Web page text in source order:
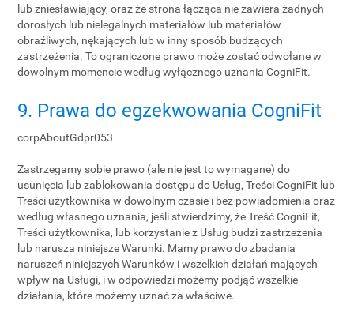
lub zniesławiający, oraz że strona łącząca nie zawiera żadnych
dorosłych lub nielegalnych materiałów lub materiałów
obraźliwych, nękających lub w inny sposób budzących
zastrzeżenia. To ograniczone prawo może zostać odwołane w
dowolnym momencie według wyłącznego uznania CogniFit.
9. Prawa do egzekwowania CogniFit
corpAboutGdpr053
Zastrzegamy sobie prawo (ale nie jest to wymagane) do
usunięcia lub zablokowania dostępu do Usług, Treści CogniFit lub
Treści użytkownika w dowolnym czasie i bez powiadomienia oraz
według własnego uznania, jeśli stwierdzimy, że Treść CogniFit,
Treści użytkownika, lub korzystanie z Usług budzi zastrzeżenia
lub narusza niniejsze Warunki. Mamy prawo do zbadania
naruszeń niniejszych Warunków i wszelkich działań mających
wpływ na Usługi, i w odpowiedzi możemy podjąć wszelkie
działania, które możemy uznać za właściwe.